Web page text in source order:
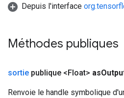
Depuis l'interface
Méthodes publiques
sortie publique <Float> as
Renvoie le handle symbolique